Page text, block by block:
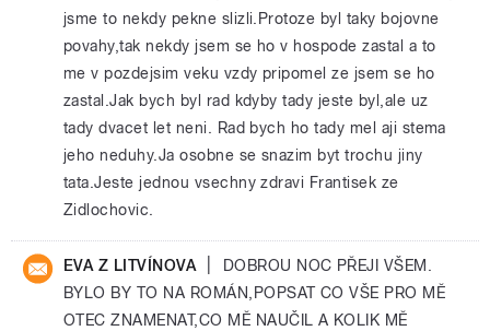
jsme to nekdy pekne slizli.Protoze byl taky bojovne
povahy,tak nekdy jsem se ho v hospode zastal a to
me v pozdejsim veku vzdy pripomel ze jsem se ho
zastal.Jak bych byl rad kdyby tady jeste byl,ale uz
tady dvacet let neni. Rad bych ho tady mel aji stema
jeho neduhy.Ja osobne se snazim byt trochu jiny
tata.Jeste jednou vsechny zdravi Frantisek ze
Zidlochovic.
EVA Z LITVÍNOVA
DOBROU NOC PŘEJI VŠEM.
BYLO BY TO NA ROMÁN,POPSAT CO VŠE PRO MĚ
OTEC ZNAMENAT,CO MĚ NAUČIL A KOLIK MĚ